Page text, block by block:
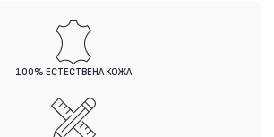
100% ЕСТЕСТВЕНА КОЖА